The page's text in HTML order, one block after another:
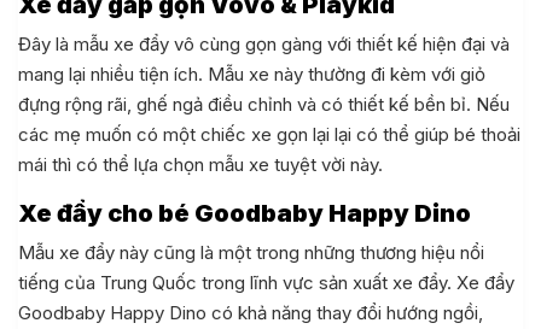
Đây là mẫu xe đẩy vô cùng gọn gàng với thiết kế hiện đại và
mang lại nhiều tiện ích. Mẫu xe này thường đi kèm với giỏ
đựng rộng rãi, ghế ngả điều chỉnh và có thiết kế bền bỉ. Nếu
các mẹ muốn có một chiếc xe gọn lại lại có thể giúp bé thoải
mái thì có thể lựa chọn mẫu xe tuyệt vời này.
Xe đẩy cho bé Goodbaby Happy Dino
Mẫu xe đẩy này cũng là một trong những thương hiệu nổi
tiếng của Trung Quốc trong lĩnh vực sản xuất xe đẩy. Xe đẩy
Goodbaby Happy Dino có khả năng thay đổi hướng ngồi,